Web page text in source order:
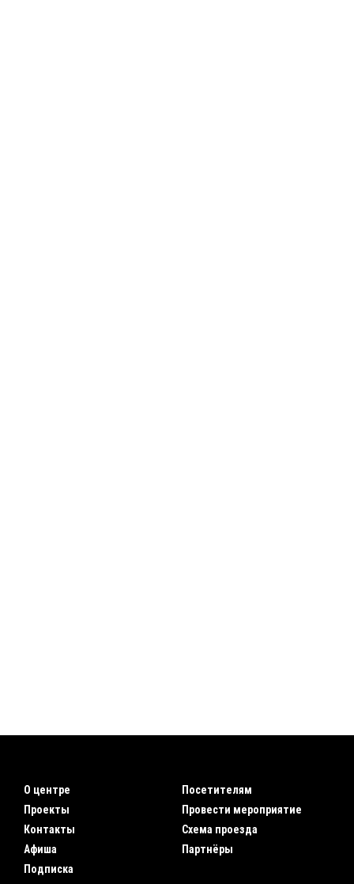
О центре
Проекты
Контакты
Афиша
Подписка
Посетителям
Провести мероприятие
Схема проезда
Партнёры